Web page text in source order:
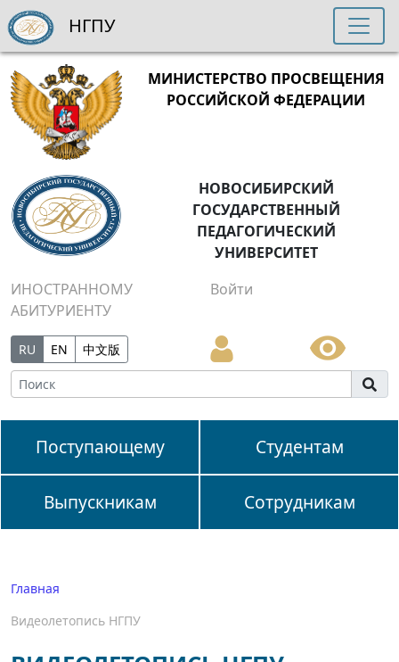
МИНИСТЕРСТВО ПРОСВЕЩЕНИЯ
РОССИЙСКОЙ ФЕДЕРАЦИИ
НОВОСИБИРСКИЙ
ГОСУДАРСТВЕННЫЙ
ПЕДАГОГИЧЕСКИЙ
УНИВЕРСИТЕТ
ИНОСТРАННОМУ
АБИТУРИЕНТУ
Войти
RU EN 中文版
Поступающему Студентам
Выпускникам Сотрудникам
НГПУ
Главная
Видеолетопись НГПУ